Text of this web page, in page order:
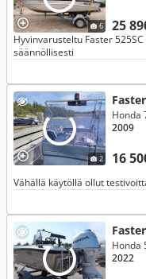
6 25
Hyvinvarusteltu Faster
säännöllisesti
2 16
Honda
2009
Vähällä käytöllä ollut
Honda
2022